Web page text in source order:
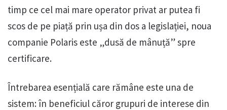
timp ce cel mai mare operator privat ar putea fi
scos de pe piață prin ușa din dos a legislației, noua
companie Polaris este „dusă de mânuță” spre
certificare.
Întrebarea esențială care rămâne este una de
sistem: în beneficiul căror grupuri de interese din